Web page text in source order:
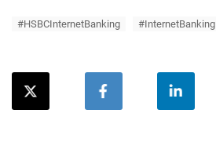
#HSBCInternetBanking #InternetBanking